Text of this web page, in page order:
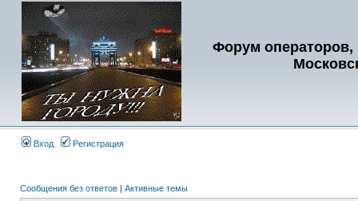
Форум операторов,
Вход Регистрация
Сообщения без ответов | Активные темы